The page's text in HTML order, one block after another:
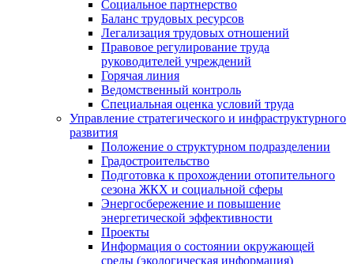
Социальное партнерство
Баланс трудовых ресурсов
Легализация трудовых отношений
Правовое регулирование труда
руководителей учреждений
Горячая линия
Ведомственный контроль
Специальная оценка условий труда
Управление стратегического и инфраструктурного
развития
Положение о структурном подразделении
Градостроительство
Подготовка к прохождении отопительного
сезона ЖКХ и социальной сферы
Энергосбережение и повышение
энергетической эффективности
Проекты
Информация о состоянии окружающей
среды (экологическая информация)